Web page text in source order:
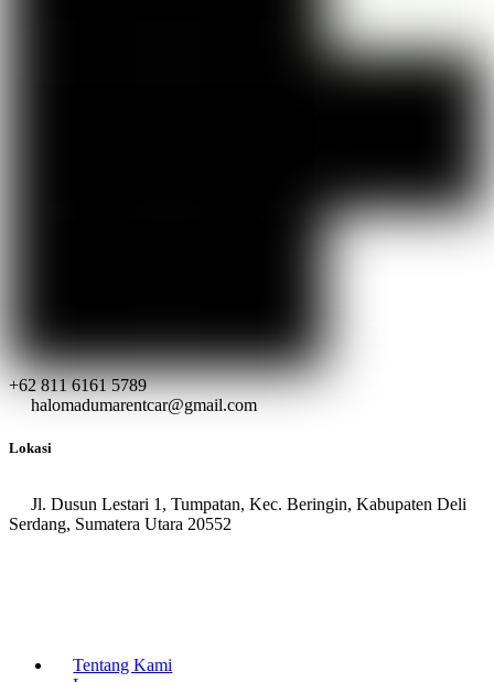
+62 811 6161 5789
halomadumarentcar@gmail.com
Lokasi
Jl. Dusun Lestari 1, Tumpatan, Kec. Beringin, Kabupaten Deli
Serdang, Sumatera Utara 20552
Tentang Kami